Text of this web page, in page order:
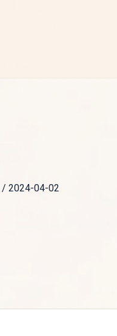
/ 2024-04-02